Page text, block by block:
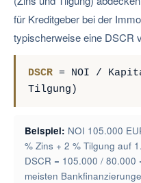
für Kreditgeber bei der
typischerweise eine DSCR
DSCR = NOI /
Tilgung)
Beispiel: NOI 105.000
% Zins + 2 % Tilgung auf
DSCR = 105.000 / 80.000
meisten